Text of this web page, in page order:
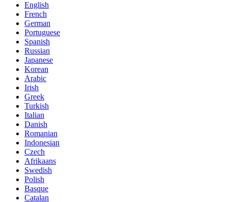
English
French
German
Portuguese
Spanish
Russian
Japanese
Korean
Arabic
Irish
Greek
Turkish
Italian
Danish
Romanian
Indonesian
Czech
Afrikaans
Swedish
Polish
Basque
Catalan